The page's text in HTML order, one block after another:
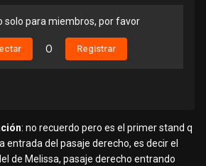
solo para miembros, por favor
O Registrar
: no recuerdo pero es el primer stand q
entrada del pasaje derecho, es decir el
de Melissa, pasaje derecho entrando